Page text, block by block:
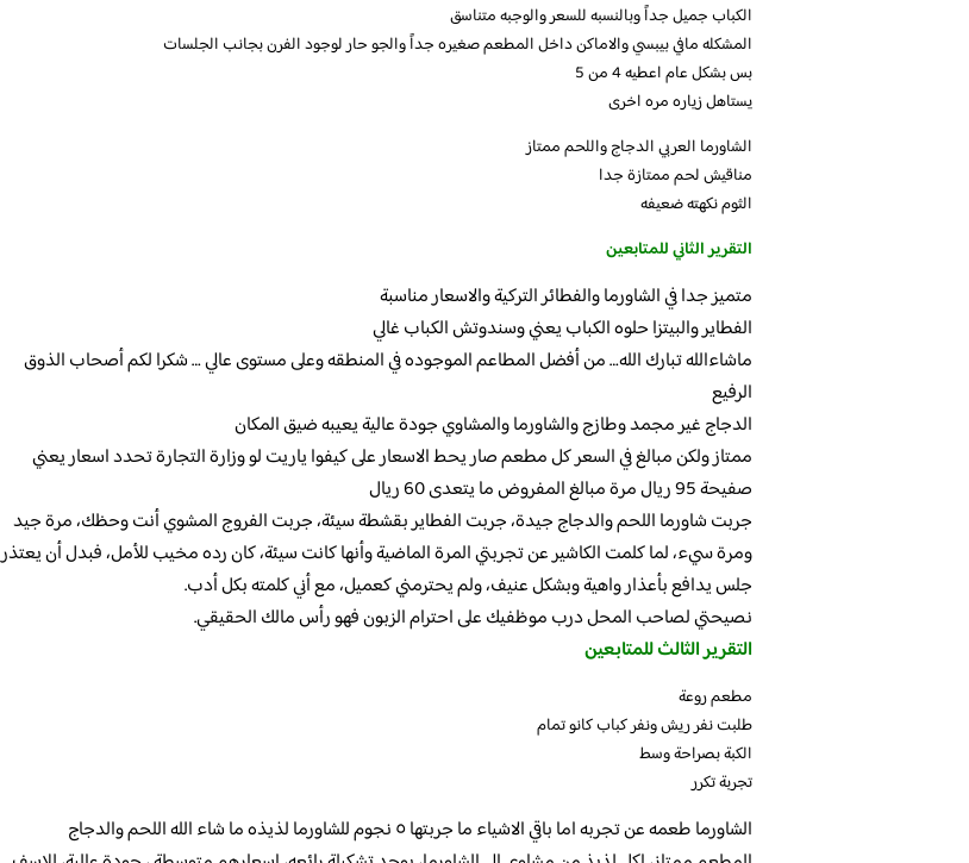
الكباب جميل جداً وبالنسبه للسعر والوجبه متناسق
المشكله مافي بيبسي والاماكن داخل المطعم صغيره جداً والجو حار لوجود الفرن بجانب الجلسات
بس بشكل عام اعطيه 4 من 5
يستاهل زياره مره اخرى
الشاورما العربي الدجاج واللحم ممتاز
مناقيش لحم ممتازة جدا
الثوم نكهته ضعيفه
التقرير الثاني للمتابعين
متميز جدا في الشاورما والفطائر التركية والاسعار مناسبة
الفطاير والبيتزا حلوه الكباب يعني وسندوتش الكباب غالي
ماشاءالله تبارك الله… من أفضل المطاعم الموجوده في المنطقه وعلى مستوى عالي … شكرا لكم أصحاب الذوق
الرفيع
الدجاج غير مجمد وطازج والشاورما والمشاوي جودة عالية يعيبه ضيق المكان
ممتاز ولكن مبالغ في السعر كل مطعم صار يحط الاسعار على كيفوا ياريت لو وزارة التجارة تحدد اسعار يعني
صفيحة 95 ريال مرة مبالغ المفروض ما يتعدى 60 ريال
جربت شاورما اللحم والدجاج جيدة، جربت الفطاير بقشطة سيئة، جربت الفروج المشوي أنت وحظك، مرة جيد
ومرة سيء، لما كلمت الكاشير عن تجربتي المرة الماضية وأنها كانت سيئة، كان رده مخيب للأمل، فبدل أن يعتذر
جلس يدافع بأعذار واهية وبشكل عنيف، ولم يحترمني كعميل، مع أني كلمته بكل أدب.
نصيحتي لصاحب المحل درب موظفيك على احترام الزبون فهو رأس مالك الحقيقي.
التقرير الثالث للمتابعين
مطعم روعة
طلبت نفر ريش ونفر كباب كانو تمام
الكبة بصراحة وسط
تجربة تكرر
الشاورما طعمه عن تجربه اما باقي الاشياء ما جربتها ٥ نجوم للشاورما لذيذه ما شاء الله اللحم والدجاج